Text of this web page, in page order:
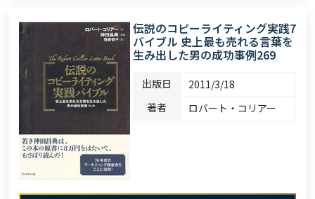
伝説のコピーライティング実践7
バイブル 史上最も売れる言葉を
生み出した男の成功事例269
出版日
2011/3/18
著者
ロバート・コリアー